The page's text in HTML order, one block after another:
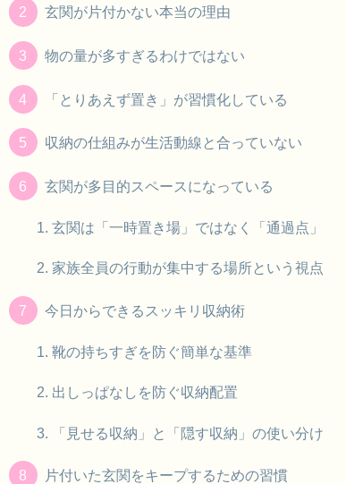
玄関が片付かない本当の理由
物の量が多すぎるわけではない
「とりあえず置き」が習慣化している
収納の仕組みが生活動線と合っていない
玄関が多目的スペースになっている
玄関は「一時置き場」ではなく「通過点」
家族全員の行動が集中する場所という視点
今日からできるスッキリ収納術
靴の持ちすぎを防ぐ簡単な基準
出しっぱなしを防ぐ収納配置
「見せる収納」と「隠す収納」の使い分け
片付いた玄関をキープするための習慣